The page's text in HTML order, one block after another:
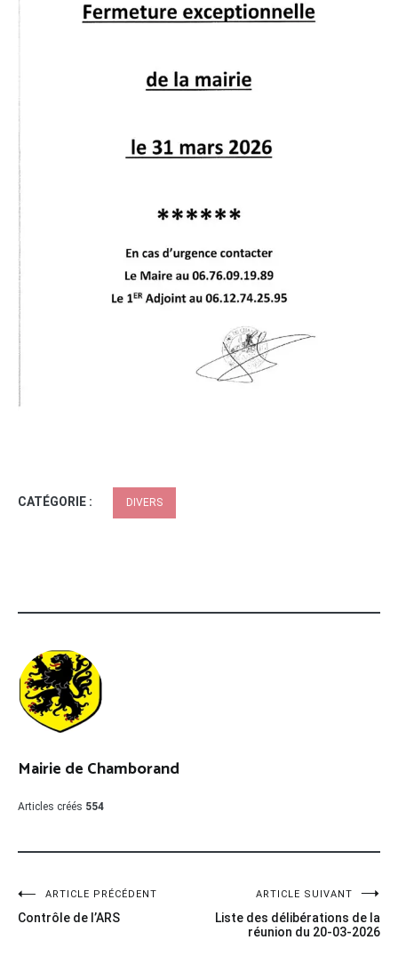
CATÉGORIE : DIVERS
Mairie de Chamborand
Articles créés 554
Navigation
de
ARTICLE PRÉCÉDENT
Contrôle de l’ARS
ARTICLE SUIVANT
Liste des délibérations de la
réunion du 20-03-2026